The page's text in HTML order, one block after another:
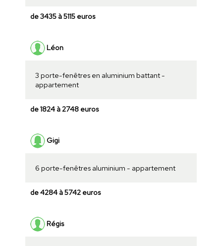
de 3435 à 5115 euros
Léon
3 porte-fenêtres en aluminium battant -
appartement
de 1824 à 2748 euros
Gigi
6 porte-fenêtres aluminium - appartement
de 4284 à 5742 euros
Régis